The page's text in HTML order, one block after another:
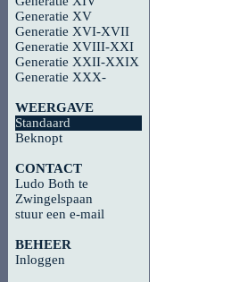
Generatie XV
Generatie XVI-XVII
Generatie XVIII-XXI
Generatie XXII-XXIX
Generatie XXX-
WEERGAVE
Standaard
Beknopt
CONTACT
Ludo Both te
Zwingelspaan
stuur een e-mail
BEHEER
Inloggen